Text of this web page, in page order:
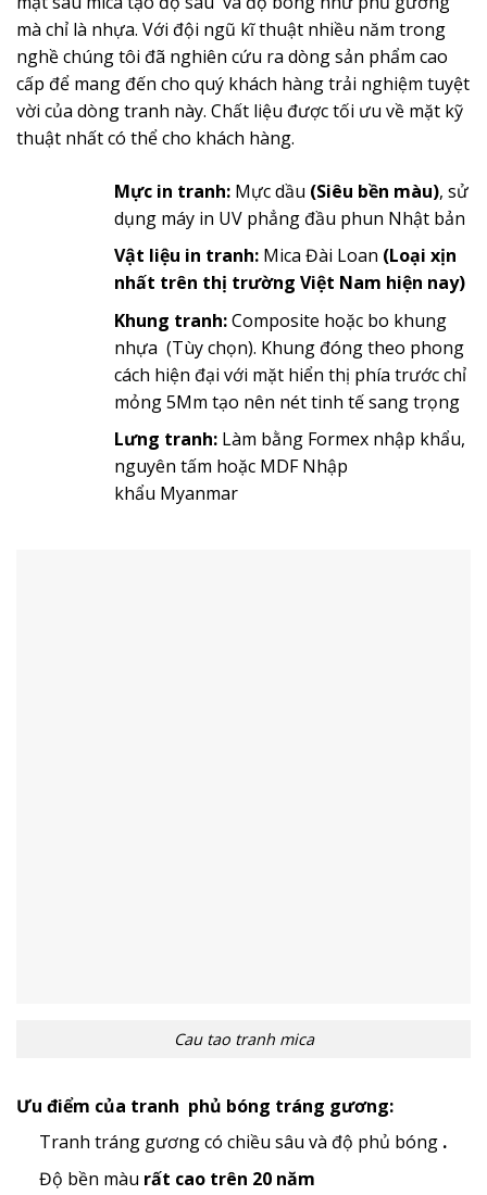
mà chỉ là nhựa. Với đội ngũ kĩ thuật nhiều năm trong
nghề chúng tôi đã nghiên cứu ra dòng sản phẩm cao
cấp để mang đến cho quý khách hàng trải nghiệm tuyệt
vời của dòng tranh này. Chất liệu được tối ưu về mặt kỹ
thuật nhất có thể cho khách hàng.
Mực in tranh:Mực dầu (Siêu bền màu), sử
dụng máy in UV phẳng đầu phun Nhật bản
Vật liệu in tranh:Mica Đài Loan (Loại xịn
nhất trên thị trường Việt Nam hiện nay)
Khung tranh:Composite hoặc bo khung
nhựa (Tùy chọn). Khung đóng theo phong
cách hiện đại với mặt hiển thị phía trước chỉ
mỏng 5Mm tạo nên nét tinh tế sang trọng
Lưng tranh:Làm bằng Formex nhập khẩu,
nguyên tấm hoặc MDF Nhập
khẩu Myanmar
Cau tao tranh mica
Ưu điểm của tranh phủ bóng tráng gương:
Tranh tráng gương có chiều sâu và độ phủ bóng .
Độ bền màu rất cao trên 20 năm